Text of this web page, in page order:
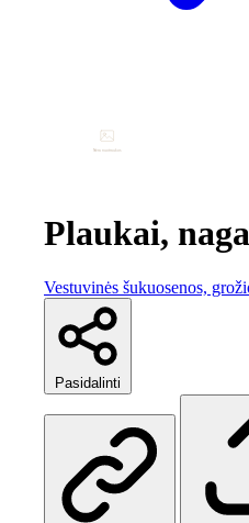
Plaukai,
Vestuvinės šukuosenos,
Pasidalinti